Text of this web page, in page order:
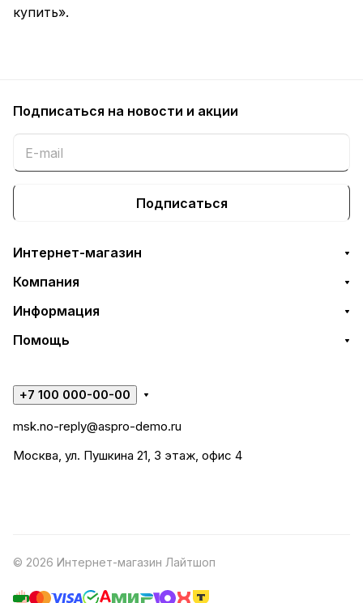
купить».
Подписаться на новости и акции
Подписаться
Интернет-магазин
Компания
Информация
Помощь
+7 100 000-00-00
msk.no-reply@aspro-demo.ru
Москва, ул. Пушкина 21, 3 этаж, офис 4
© 2026 Интернет-магазин Лайтшоп